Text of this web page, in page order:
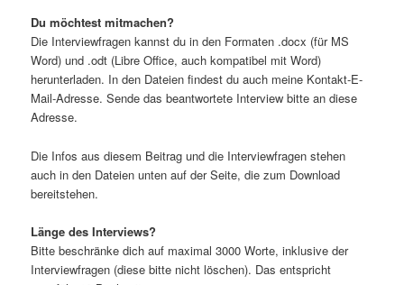
Du möchtest mitmachen?
Die Interviewfragen kannst du in den Formaten .docx (für MS
Word) und .odt (Libre Office, auch kompatibel mit Word)
herunterladen. In den Dateien findest du auch meine Kontakt-E-
Mail-Adresse. Sende das beantwortete Interview bitte an diese
Adresse.
Die Infos aus diesem Beitrag und die Interviewfragen stehen
auch in den Dateien unten auf der Seite, die zum Download
bereitstehen.
Länge des Interviews?
Bitte beschränke dich auf maximal 3000 Worte, inklusive der
Interviewfragen (diese bitte nicht löschen). Das entspricht